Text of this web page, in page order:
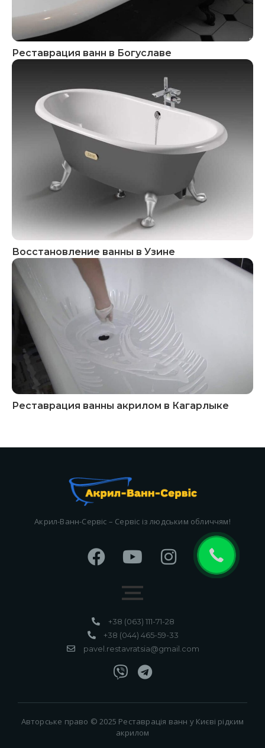
Реставрация ванн в Богуславе
Восстановление ванны в Узине
Реставрация ванны акрилом в Кагарлыке
Акрил-Ванн-Сервіс – Сервіс із людським обличчям!
+38 (063) 111-71-28
+38 (044) 465-59-33
pavel.restavratsia@gmail.com
Авторське право © 2025 Реставрація ванн у Києві рідким
акрилом